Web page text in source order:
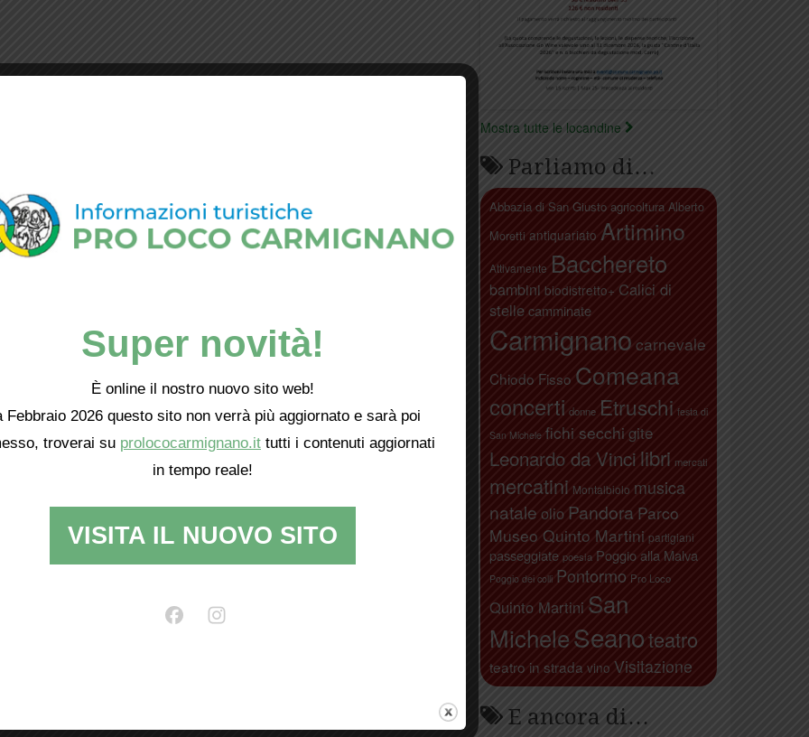
Mostra tutte le locandine
Parliamo di…
Abbazia di San Giusto agricoltura Alberto
Moretti antiquariato Artimino
Attivamente Bacchereto
bambini biodistretto+ Calici di
stelle camminate
Carmignano carnevale
Chiodo Fisso Comeana
concerti donne Etruschi festa di
San Michele fichi secchi gite
Leonardo da Vinci libri mercati
mercatini Montalbiolo musica
natale olio Pandora Parco
Museo Quinto Martini partigiani
passeggiate poesia Poggio alla Malva
Poggio dei colli Pontormo Pro Loco
Quinto Martini San
MicheleSeanoteatro
teatro in strada vino Visitazione
E ancora di…
Super novità!
È online il nostro nuovo sito web!
Febbraio 2026 questo sito non verrà più aggiornato e sarà poi
troverai su prolococarmignano.it tutti i contenuti aggiornati
in tempo reale!
VISITA IL NUOVO SITO